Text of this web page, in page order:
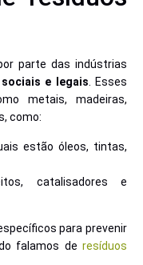
parte das indústrias
e legais. Esses
metais, madeiras,
como:
estão óleos, tintas,
catalisadores e
para prevenir
falamos de resíduos